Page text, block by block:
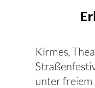
Kirmes,
unter freiem